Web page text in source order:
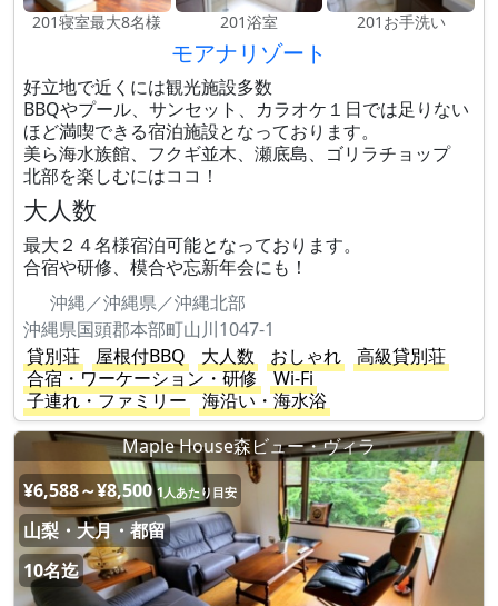
201寝室最大8名様 201浴室 201お手洗い
モアナリゾート
好立地で近くには観光施設多数
BBQやプール、サンセット、カラオケ１日では足りない
ほど満喫できる宿泊施設となっております。
美ら海水族館、フクギ並木、瀬底島、ゴリラチョップ
北部を楽しむにはココ！
大人数
最大２４名様宿泊可能となっております。
合宿や研修、模合や忘新年会にも！
沖縄／沖縄県／沖縄北部
沖縄県国頭郡本部町山川1047-1
貸別荘
屋根付BBQ 大人数 おしゃれ
高級貸別荘
合宿・ワーケーション・研修
Wi-Fi
子連れ・ファミリー
海沿い・海水浴
Maple House森ビュー・ヴィラ
¥6,588～¥8,500 1人あたり目安
山梨・大月・都留
10名迄